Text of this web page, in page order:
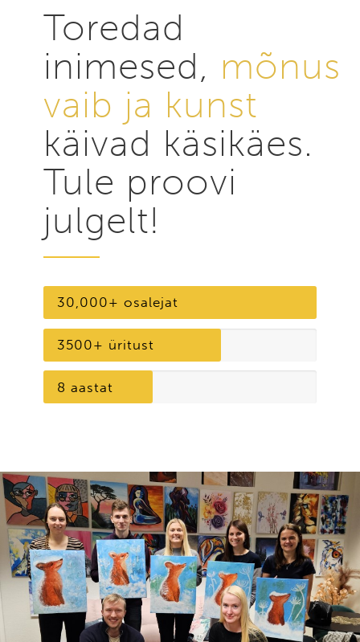
Toredad
inimesed, mõnus
vaib ja kunst
käivad käsikäes.
Tule proovi
julgelt!
30,000+ osalejat
3500+ üritust
8 aastat